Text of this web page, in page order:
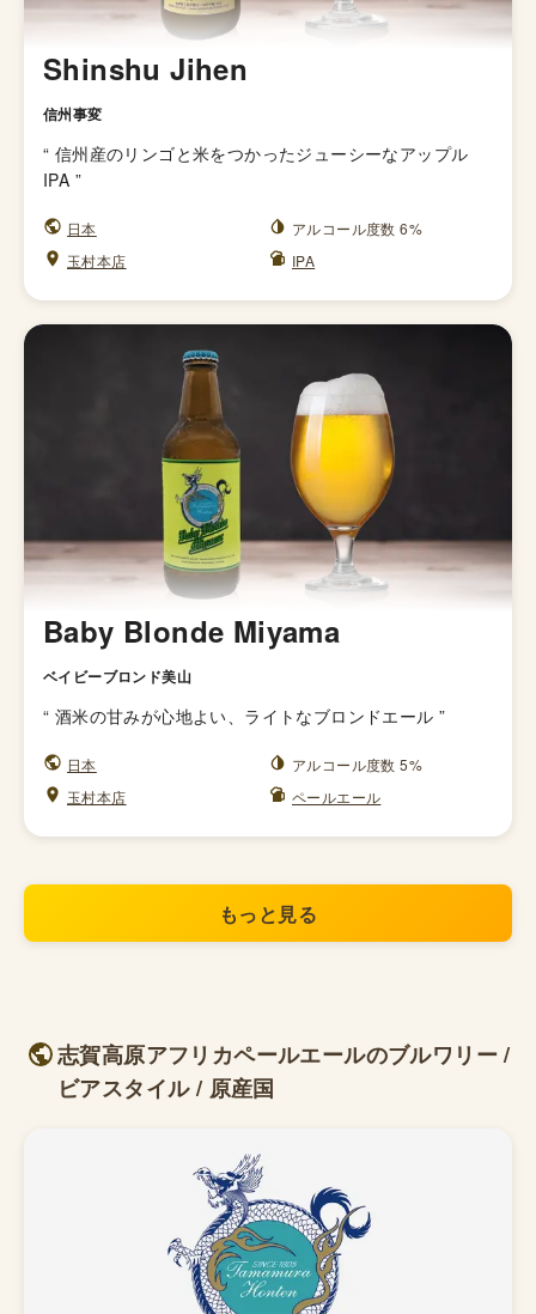
Shinshu Jihen
信州事変
“ 信州産のリンゴと米をつかったジューシーなアップル
IPA ”
日本
アルコール度数 6%
玉村本店
IPA
Baby Blonde Miyama
ベイビーブロンド美山
“ 酒米の甘みが心地よい、ライトなブロンドエール ”
日本
アルコール度数 5%
玉村本店
ペールエール
もっと見る
志賀高原アフリカペールエールのブルワリー /
ビアスタイル / 原産国